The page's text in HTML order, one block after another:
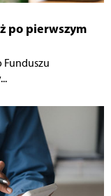
po pierwszym